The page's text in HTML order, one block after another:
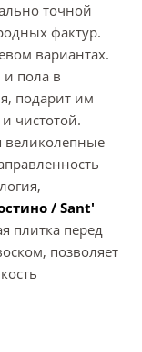
точной
фактур.
вариантах.
пола в
подарит им
чистотой.
великолепные
/ Sant'
плитка перед
позволяет